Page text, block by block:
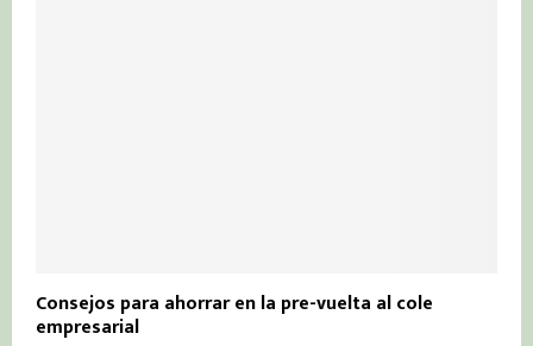
Consejos para ahorrar en la pre-vuelta al cole
empresarial